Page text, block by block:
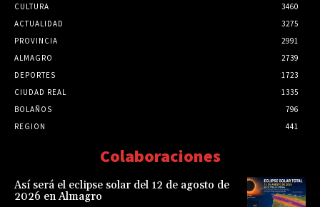
CULTURA
3460
ACTUALIDAD
3275
PROVINCIA
2991
ALMAGRO
2739
DEPORTES
1723
CIUDAD REAL
1335
BOLAÑOS
796
REGION
441
Colaboraciones
Así será el eclipse solar del 12 de agosto de
2026 en Almagro